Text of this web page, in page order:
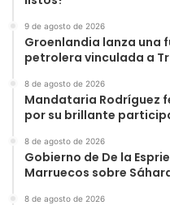
9 de agosto de 2026
Groenlandia lanza una
petrolera vinculada a
8 de agosto de 2026
Mandataria Rodríguez
por su brillante
8 de agosto de 2026
Gobierno de De la
Marruecos sobre
8 de agosto de 2026